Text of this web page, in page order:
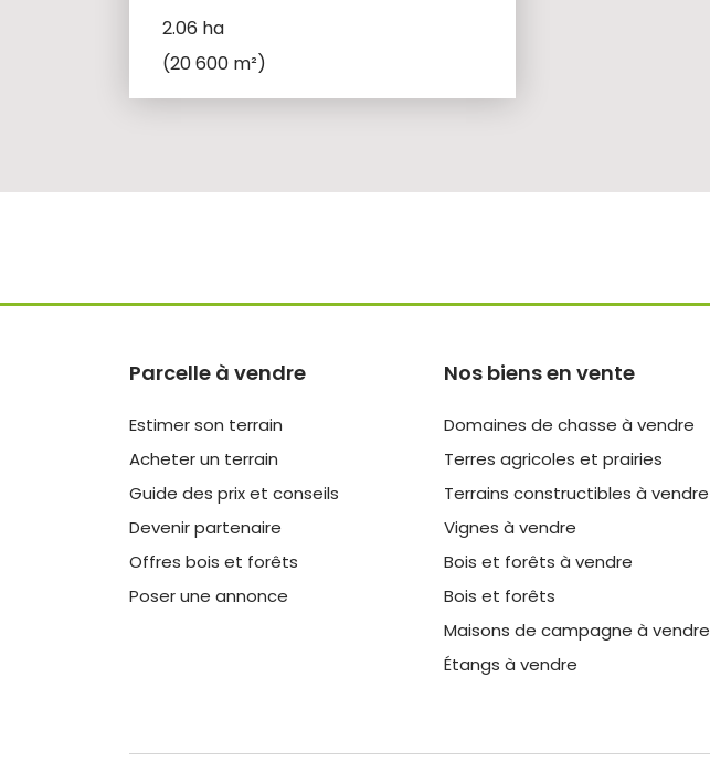
2.06 ha
(20 600 m²)
Parcelle à vendre
Estimer son terrain
Acheter un terrain
Guide des prix et conseils
Devenir partenaire
Offres bois et forêts
Poser une annonce
Nos biens en vente
Domaines de chasse à vendre
Terres agricoles et prairies
Terrains constructibles à vendre
Vignes à vendre
Bois et forêts à vendre
Bois et forêts
Maisons de campagne à vendre
Étangs à vendre